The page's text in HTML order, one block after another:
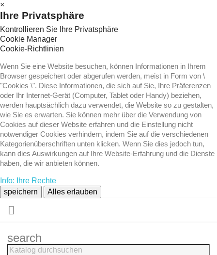
×
Ihre Privatsphäre
Kontrollieren Sie Ihre Privatsphäre
Cookie Manager
Cookie-Richtlinien
Wenn Sie eine Website besuchen, können Informationen in Ihrem
Browser gespeichert oder abgerufen werden, meist in Form von \
"Cookies \". Diese Informationen, die sich auf Sie, Ihre Präferenzen
oder Ihr Internet-Gerät (Computer, Tablet oder Handy) beziehen,
werden hauptsächlich dazu verwendet, die Website so zu gestalten,
wie Sie es erwarten. Sie können mehr über die Verwendung von
Cookies auf dieser Website erfahren und die Einstellung nicht
notwendiger Cookies verhindern, indem Sie auf die verschiedenen
Kategorienüberschriften unten klicken. Wenn Sie dies jedoch tun,
kann dies Auswirkungen auf Ihre Website-Erfahrung und die Dienste
haben, die wir anbieten können.
Info: Ihre Rechte
speichern
Alles erlauben

search